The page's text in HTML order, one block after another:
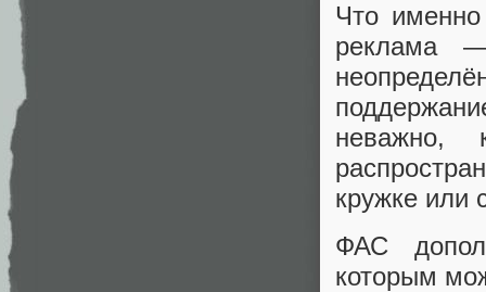
Что
реклама
кружке или
ФАС
которым